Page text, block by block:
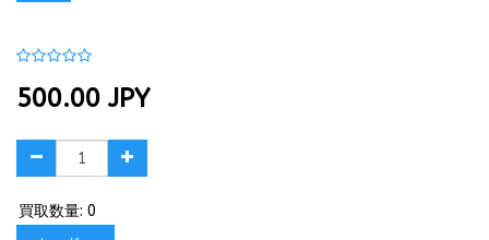
500.00 JPY
買取数量: 0